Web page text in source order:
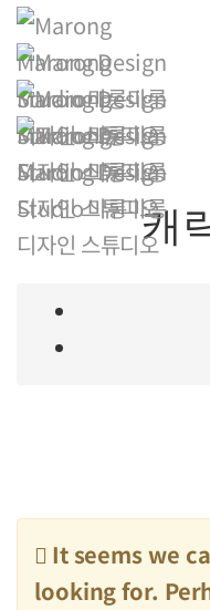
캐
It seems we
looking for.